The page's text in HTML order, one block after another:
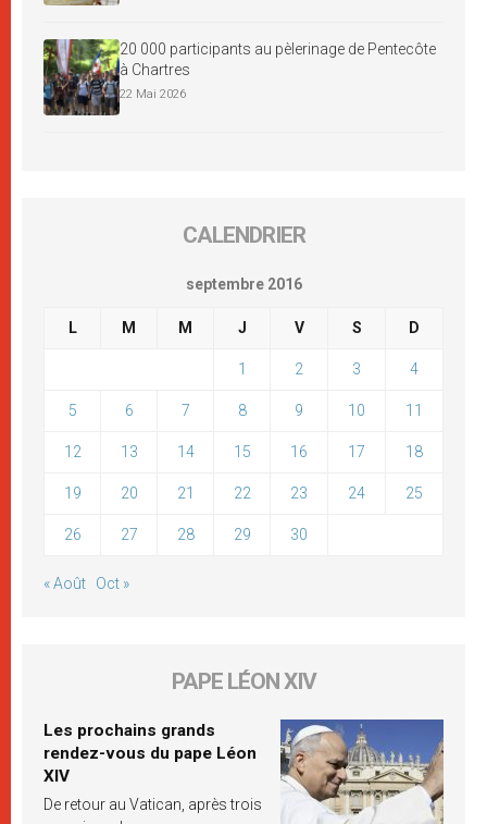
20 000 participants au pèlerinage de Pentecôte
à Chartres
22 Mai 2026
CALENDRIER
septembre 2016
L M M J V S D
1 2 3 4
5 6 7 8 9 10 11
12 13 14 15 16 17 18
19 20 21 22 23 24 25
26 27 28 29 30
« Août Oct »
PAPE LÉON XIV
Les prochains grands
rendez-vous du pape Léon
XIV
De retour au Vatican, après trois